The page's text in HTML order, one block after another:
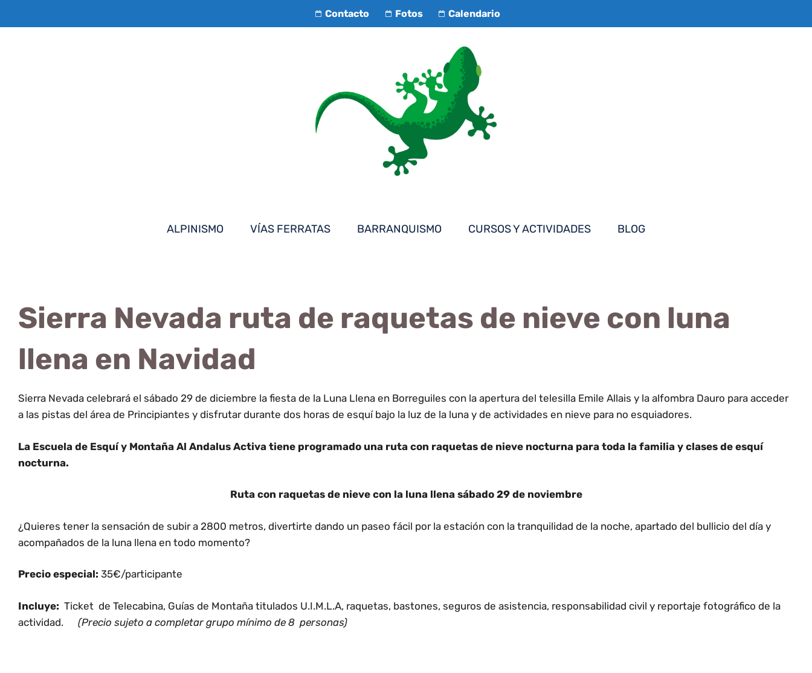
Contacto Fotos Calendario
ALPINISMO VÍAS FERRATAS BARRANQUISMO CURSOS Y ACTIVIDADES BLOG
Sierra Nevada ruta de raquetas de nieve con luna
llena en Navidad
Sierra Nevada celebrará el sábado 29 de diciembre la fiesta de la Luna Llena en Borreguiles con la apertura del telesilla Emile Allais y la alfombra Dauro para acceder
a las pistas del área de Principiantes y disfrutar durante dos horas de esquí bajo la luz de la luna y de actividades en nieve para no esquiadores.
La Escuela de Esquí y Montaña Al Andalus Activa tiene programado una ruta con raquetas de nieve nocturna para toda la familia y clases de esquí
nocturna.
Ruta con raquetas de nieve con la luna llena sábado 29 de noviembre
¿Quieres tener la sensación de subir a 2800 metros, divertirte dando un paseo fácil por la estación con la tranquilidad de la noche, apartado del bullicio del día y
acompañados de la luna llena en todo momento?
Precio especial: 35€/participante
Incluye: Ticket de Telecabina, Guías de Montaña titulados U.I.M.L.A, raquetas, bastones, seguros de asistencia, responsabilidad civil y reportaje fotográfico de la
actividad. (Precio sujeto a completar grupo mínimo de 8 personas)